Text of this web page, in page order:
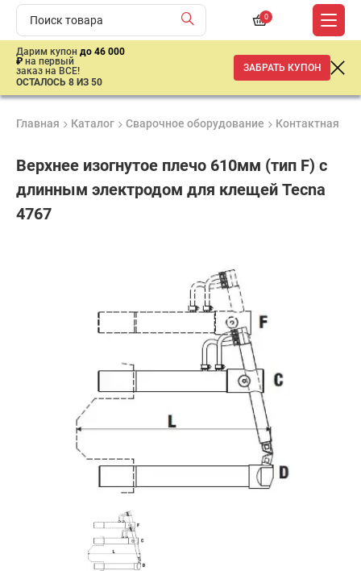
0
Дарим купон до 46 000
₽ на первый
заказ на ВСЕ!
ОСТАЛОСЬ 8 ИЗ 50
ЗАБРАТЬ КУПОН
Главная Каталог Сварочное оборудование Контактная
Верхнее изогнутое плечо 610мм (тип F) с
длинным электродом для клещей Tecna
4767
1 год
Подобрать аналог